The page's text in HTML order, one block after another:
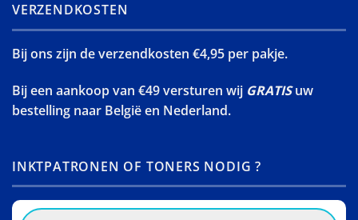
VERZENDKOSTEN
Bij ons zijn de verzendkosten €4,95 per pakje.
Bij een aankoop van €49 versturen wij GRATISuw
bestelling naar België en Nederland.
INKTPATRONEN OF TONERS NODIG ?
Products